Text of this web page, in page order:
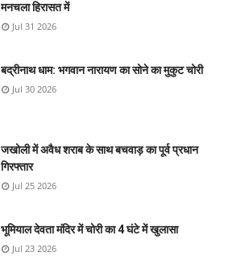
मनचला हिरासत में
Jul 31 2026
बद्रीनाथ धाम: भगवान नारायण का सोने का मुकुट चोरी
Jul 30 2026
जखोली में अवैध शराब के साथ बचवाड़ का पूर्व प्रधान
गिरफ्तार
Jul 25 2026
भूमियाल देवता मंदिर में चोरी का 4 घंटे में खुलासा
Jul 23 2026